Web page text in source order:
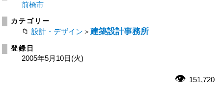
前橋市
カテゴリー
設計・デザイン ＞ 建築設計事務所
登録日
2005年5月10日(火)
151,720